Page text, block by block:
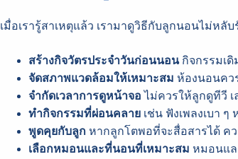
เมื่อเรารู้สาเหตุแล้ว เรามาดูวิธีกับลูกนอนไม่หลั
สร้างกิจวัตรประจำวันก่อนนอนกิจกรรมเดิ
จัดสภาพแวดล้อมให้เหมาะสม ห้องนอนคว
จำกัดเวลาการดูหน้าจอ ไม่ควรให้ลูกดูทีวี
ทำกิจกรรมที่ผ่อนคลาย เช่น ฟังเพลงเบา
พูดคุยกับลูก หากลูกโตพอที่จะสื่อสารได้ ค
เลือกหมอนและที่นอนที่เหมาะสม หมอนแล